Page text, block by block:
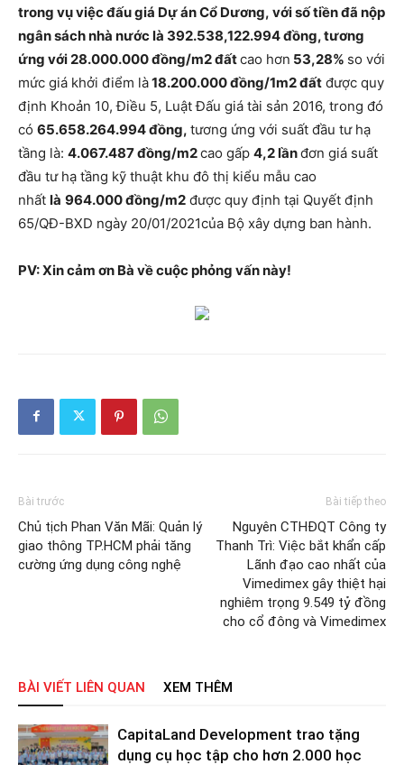
trong vụ việc đấu giá Dự án Cổ Dương, với số tiền đã nộp
ngân sách nhà nước là 392.538,122.994 đồng, tương
ứng với 28.000.000 đồng/m2 đấtcao hơn 53,28% so với
mức giá khởi điểm là18.200.000 đồng/1m2 đất được quy
định Khoản 10, Điều 5, Luật Đấu giá tài sản 2016, trong đó
có 65.658.264.994đồng, tương ứng với suất đầu tư hạ
tầng là: 4.067.487 đồng/m2cao gấp 4,2 lầnđơn giá suất
đầu tư hạ tầng kỹ thuật khu đô thị kiểu mẫu cao
nhất là 964.000 đồng/m2 được quy định tại Quyết định
65/QĐ-BXD ngày 20/01/2021của Bộ xây dựng ban hành.
PV: Xin cảm ơn Bà về cuộc phỏng vấn này!
Bài trước
Chủ tịch Phan Văn Mãi: Quản lý
giao thông TP.HCM phải tăng
cường ứng dụng công nghệ
Bài tiếp theo
Nguyên CTHĐQT Công ty
Thanh Trì: Việc bắt khẩn cấp
Lãnh đạo cao nhất của
Vimedimex gây thiệt hại
nghiêm trọng 9.549 tỷ đồng
cho cổ đông và Vimedimex
BÀI VIẾT LIÊN QUAN XEM THÊM
CapitaLand Development trao tặng
dụng cụ học tập cho hơn 2.000 học